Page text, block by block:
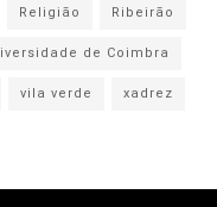
Religião
Ribeirão
de Coimbra
vila verde xadrez